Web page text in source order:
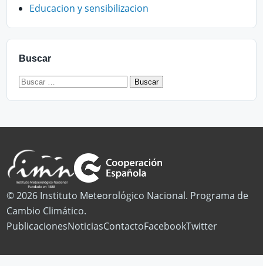
Educacion y sensibilizacion
Buscar
Buscar:
© 2026 Instituto Meteorológico Nacional. Programa de
Cambio Climático.
PublicacionesNoticiasContactoFacebookTwitter